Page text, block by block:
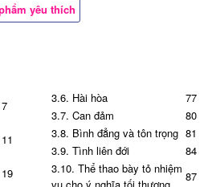
yêu thích
7
11
19
3.6. Hài hòa
77
3.7. Can đảm
80
3.8. Bình đẳng và tôn trọng 81
3.9. Tình liên đới
84
3.10. Thể thao bày tỏ nhiệm
87